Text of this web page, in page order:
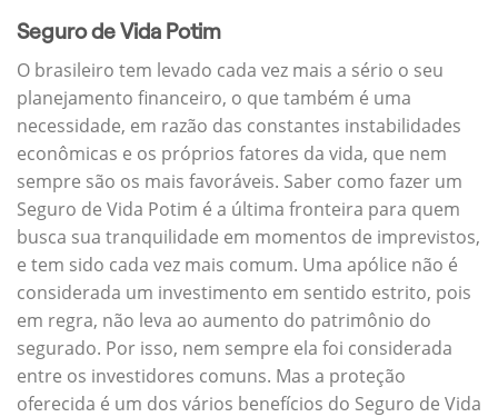
Seguro de Vida Potim
O brasileiro tem levado cada vez mais a sério o seu
planejamento financeiro, o que também é uma
necessidade, em razão das constantes instabilidades
econômicas e os próprios fatores da vida, que nem
sempre são os mais favoráveis. Saber como fazer um
Seguro de Vida Potim é a última fronteira para quem
busca sua tranquilidade em momentos de imprevistos,
e tem sido cada vez mais comum. Uma apólice não é
considerada um investimento em sentido estrito, pois
em regra, não leva ao aumento do patrimônio do
segurado. Por isso, nem sempre ela foi considerada
entre os investidores comuns. Mas a proteção
oferecida é um dos vários benefícios do Seguro de Vida